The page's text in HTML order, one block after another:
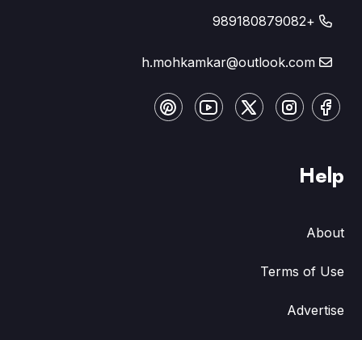
+989180879082
h.mohkamkar@outlook.com
Help
About
Terms of Use
Advertise